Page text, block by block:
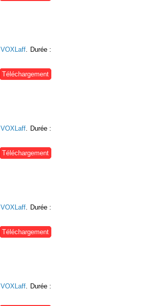
VOXLaff. Durée :
Téléchargement
VOXLaff. Durée :
Téléchargement
VOXLaff. Durée :
Téléchargement
VOXLaff. Durée :